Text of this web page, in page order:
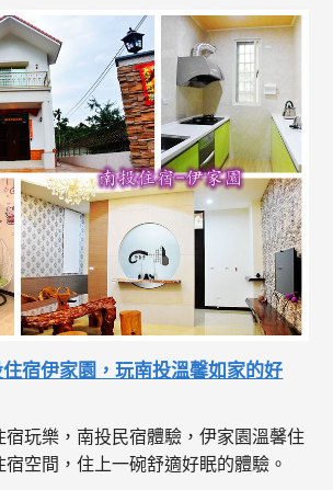
宿伊家園，玩南投溫馨如家的好
宿玩樂，南投民宿體驗，伊家園溫馨住
空間，住上一碗舒適好眠的體驗。